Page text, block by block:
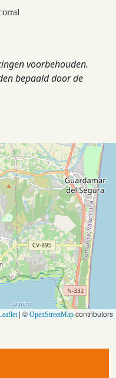
voorbehouden.
bepaald door de
|©OpenStreetMap contributors